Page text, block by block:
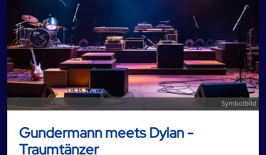
Symbolbild
Gundermann meets Dylan -
Traumtänzer